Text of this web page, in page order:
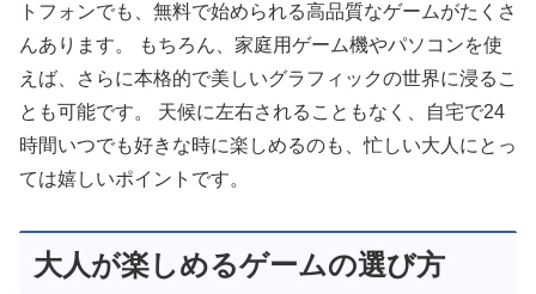
トフォンでも、無料で始められる高品質なゲームがたくさ
んあります。 もちろん、家庭用ゲーム機やパソコンを使
えば、さらに本格的で美しいグラフィックの世界に浸るこ
とも可能です。 天候に左右されることもなく、自宅で24
時間いつでも好きな時に楽しめるのも、忙しい大人にとっ
ては嬉しいポイントです。
大人が楽しめるゲームの選び方